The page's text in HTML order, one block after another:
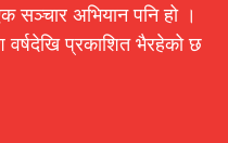
सञ्चार अभियान पनि हो ।
वर्षदेखि प्रकाशित भैरहेको छ